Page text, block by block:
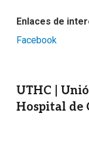
Enlaces de
Facebook
UTHC |
Hospital de